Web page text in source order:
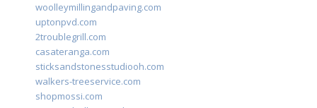
woolleymillingandpaving.com
uptonpvd.com
2troublegrill.com
casateranga.com
sticksandstonesstudiooh.com
walkers-treeservice.com
shopmossi.com